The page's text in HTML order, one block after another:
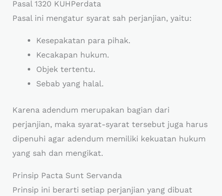
Pasal 1320 KUHPerdata
Pasal ini mengatur syarat sah perjanjian, yaitu:
Kesepakatan para pihak.
Kecakapan hukum.
Objek tertentu.
Sebab yang halal.
Karena adendum merupakan bagian dari
perjanjian, maka syarat-syarat tersebut juga harus
dipenuhi agar adendum memiliki kekuatan hukum
yang sah dan mengikat.
Prinsip Pacta Sunt Servanda
Prinsip ini berarti setiap perjanjian yang dibuat